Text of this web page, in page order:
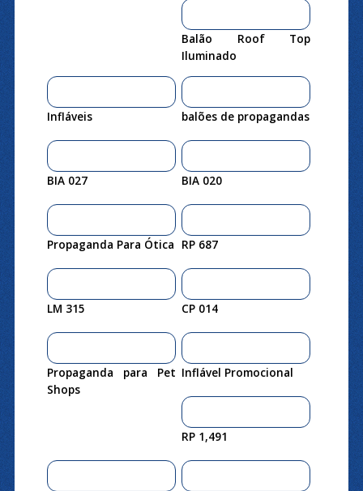
Balão Roof Top
Iluminado
Infláveis balões de propagandas
BIA 027 BIA 020
Propaganda Para Ótica RP 687
LM 315 CP 014
Propaganda para Pet
Shops
Inflável Promocional
RP 1,491